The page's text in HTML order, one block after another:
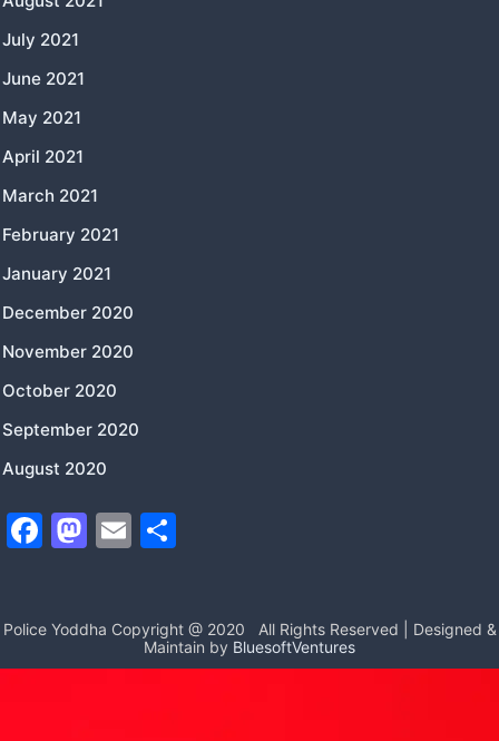
July 2021
June 2021
May 2021
April 2021
March 2021
February 2021
January 2021
December 2020
November 2020
October 2020
September 2020
August 2020
F
e
b
M
o
d
E
l
e
Police Yoddha Copyright @ 2020
All Rights Reserved | Designed &
Maintain by BluesoftVentures